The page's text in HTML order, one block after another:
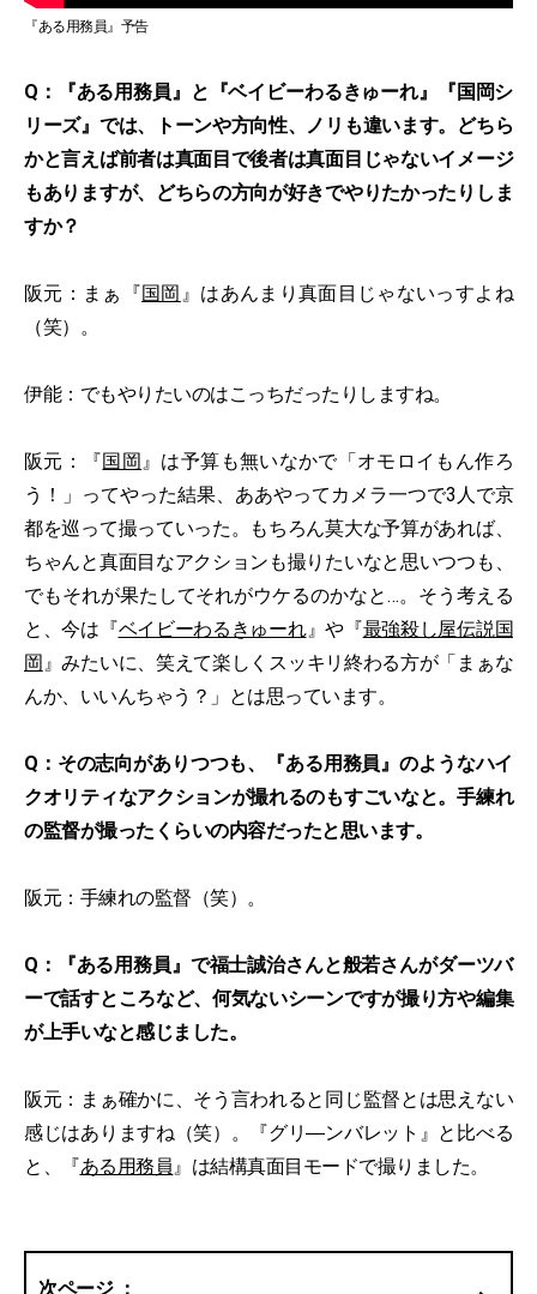
『ある用務員』予告
Q：『ある用務員』と『ベイビーわるきゅーれ』『国岡シ
リーズ』では、トーンや方向性、ノリも違います。どちら
かと言えば前者は真面目で後者は真面目じゃないイメージ
もありますが、どちらの方向が好きでやりたかったりしま
すか？
阪元：まぁ『国岡 』はあんまり真面目じゃないっすよね
（笑）。
伊能：でもやりたいのはこっちだったりしますね。
阪元：『国岡』は予算も無いなかで「オモロイもん作ろ
う！」ってやった結果、ああやってカメラ一つで3人で京
都を巡って撮っていった。もちろん莫大な予算があれば、
ちゃんと真面目なアクションも撮りたいなと思いつつも、
でもそれが果たしてそれがウケるのかなと…。そう考える
と、今は『ベイビーわるきゅーれ』や『最強殺し屋伝説国
岡』みたいに、笑えて楽しくスッキリ終わる方が「まぁな
んか、いいんちゃう？」とは思っています。
Q：その志向がありつつも、『ある用務員』のようなハイ
クオリティなアクションが撮れるのもすごいなと。手練れ
の監督が撮ったくらいの内容だったと思います。
阪元：手練れの監督（笑）。
Q：『ある用務員』で福士誠治さんと般若さんがダーツバ
ーで話すところなど、何気ないシーンですが撮り方や編集
が上手いなと感じました。
阪元：まぁ確かに、そう言われると同じ監督とは思えない
感じはありますね（笑）。『グリ―ンバレット』と比べる
と、『ある用務員』は結構真面目モードで撮りました。